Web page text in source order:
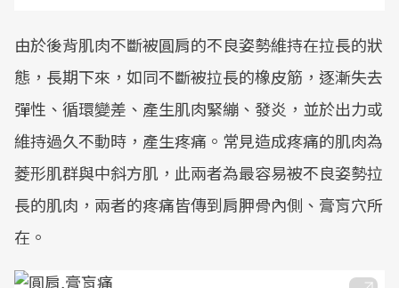
由於後背肌肉不斷被圓肩的不良姿勢維持在拉長的狀
態，長期下來，如同不斷被拉長的橡皮筋，逐漸失去
彈性、循環變差、產生肌肉緊繃、發炎，並於出力或
維持過久不動時，產生疼痛。常見造成疼痛的肌肉為
菱形肌群與中斜方肌，此兩者為最容易被不良姿勢拉
長的肌肉，兩者的疼痛皆傳到肩胛骨內側、膏肓穴所
在。